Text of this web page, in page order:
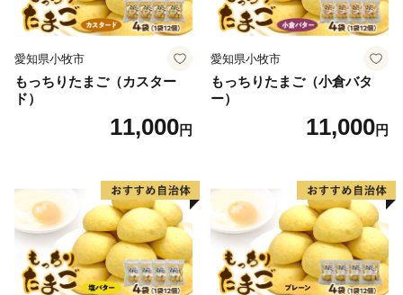
愛知県小牧市
もっちりたまご（カスター
ド）
11,000円
愛知県小牧市
もっちりたまご（小倉バタ
ー）
11,000円